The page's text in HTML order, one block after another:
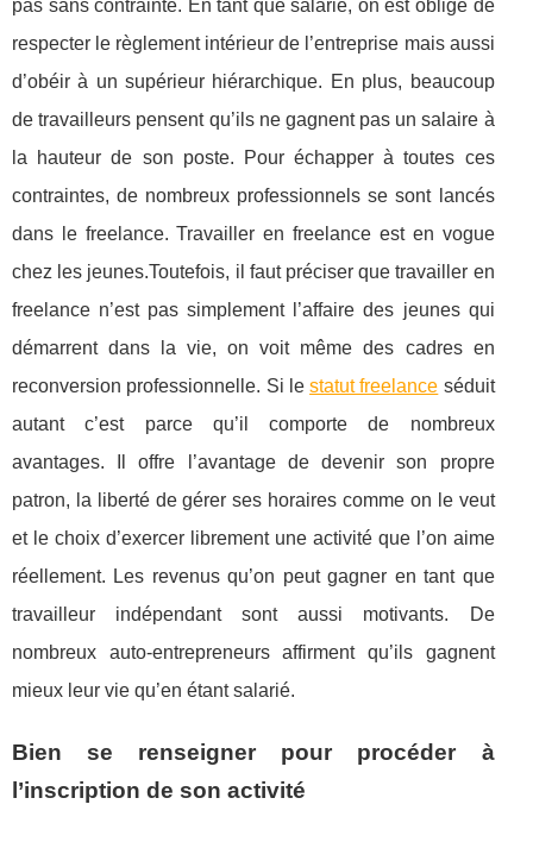
pas sans contrainte. En tant que salarié, on est obligé de
respecter le règlement intérieur de l’entreprise mais aussi
d’obéir à un supérieur hiérarchique. En plus, beaucoup
de travailleurs pensent qu’ils ne gagnent pas un salaire à
la hauteur de son poste. Pour échapper à toutes ces
contraintes, de nombreux professionnels se sont lancés
dans le freelance. Travailler en freelance est en vogue
chez les jeunes.Toutefois, il faut préciser que travailler en
freelance n’est pas simplement l’affaire des jeunes qui
démarrent dans la vie, on voit même des cadres en
reconversion professionnelle. Si lestatut freelance séduit
autant c’est parce qu’il comporte de nombreux
avantages. Il offre l’avantage de devenir son propre
patron, la liberté de gérer ses horaires comme on le veut
et le choix d’exercer librement une activité que l’on aime
réellement. Les revenus qu’on peut gagner en tant que
travailleur indépendant sont aussi motivants. De
nombreux auto-entrepreneurs affirment qu’ils gagnent
mieux leur vie qu’en étant salarié.
Bien se renseigner pour procéder à
l’inscription de son activité